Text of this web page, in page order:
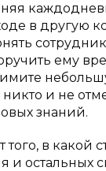
в другую
ему
и не
знаний.
в какой
и остальных